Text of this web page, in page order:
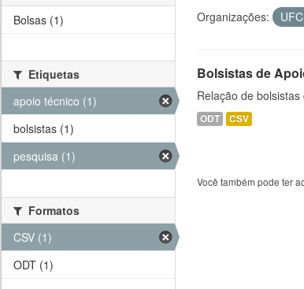
Organizações:
Bolsistas de
Relação de
ODT CSV
Você também pode ter
Bolsas (1)
Etiquetas
apoio técnico (1)
bolsistas (1)
pesquisa (1)
Formatos
CSV (1)
ODT (1)